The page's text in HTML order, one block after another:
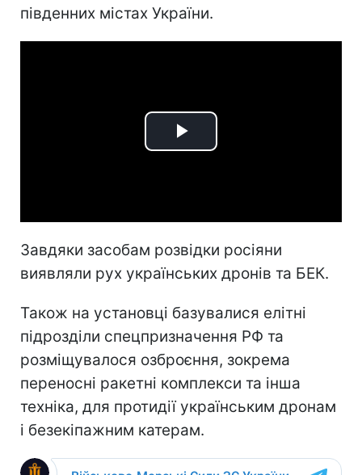
південних містах України.
Play
Завдяки засобам розвідки росіяни
виявляли рух українських дронів та БЕК.
Також на установці базувалися елітні
підрозділи спецпризначення РФ та
розміщувалося озброєння, зокрема
переносні ракетні комплекси та інша
техніка, для протидії українським дронам
і безекіпажним катерам.